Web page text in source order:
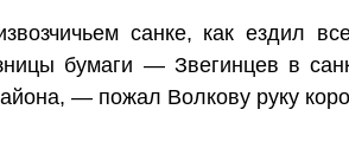
санке, как ездил
бумаги — Звегинцев в
— пожал Волкову руку